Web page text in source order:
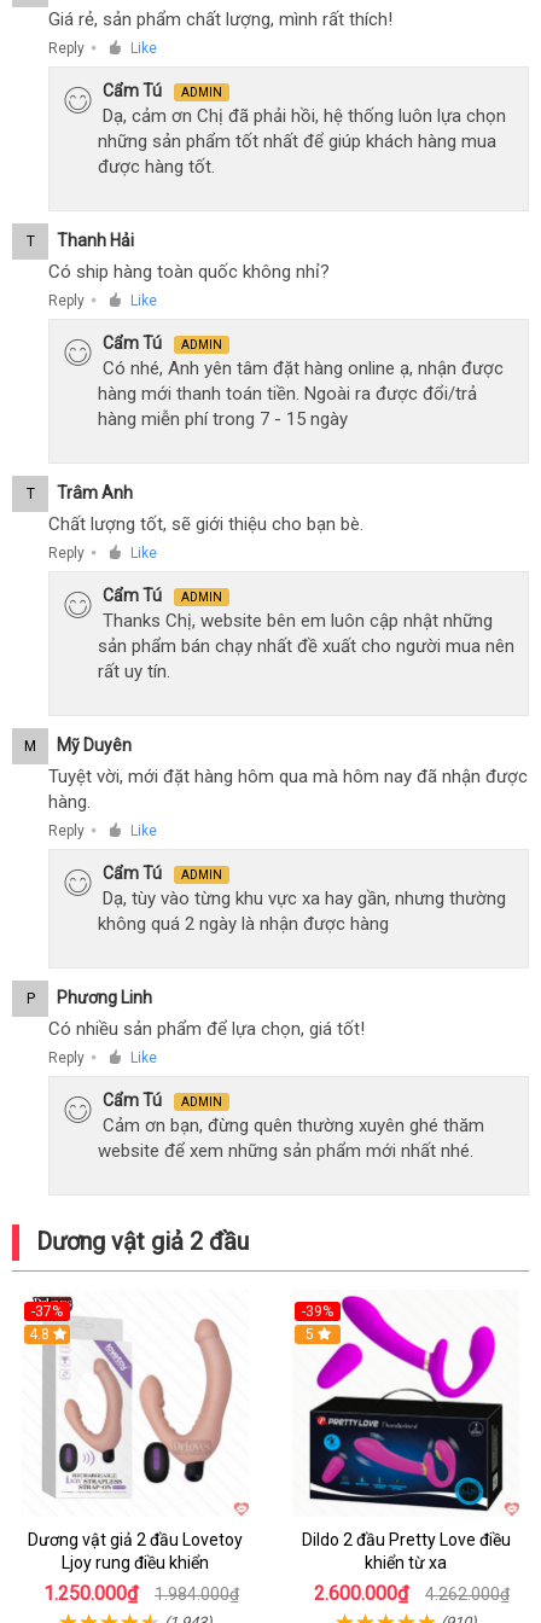
Giá rẻ, sản phẩm chất lượng, mình rất thích!
Reply ● Like
Cẩm Tú ADMIN
Dạ, cảm ơn Chị đã phải hồi, hệ thống luôn lựa chọn
những sản phẩm tốt nhất để giúp khách hàng mua
được hàng tốt.
T Thanh Hải
Có ship hàng toàn quốc không nhỉ?
Reply ● Like
Cẩm Tú ADMIN
Có nhé, Anh yên tâm đặt hàng online ạ, nhận được
hàng mới thanh toán tiền. Ngoài ra được đổi/trả
hàng miễn phí trong 7 - 15 ngày
T Trâm Anh
Chất lượng tốt, sẽ giới thiệu cho bạn bè.
Reply ● Like
Cẩm Tú ADMIN
Thanks Chị, website bên em luôn cập nhật những
sản phẩm bán chạy nhất đề xuất cho người mua nên
rất uy tín.
M Mỹ Duyên
Tuyệt vời, mới đặt hàng hôm qua mà hôm nay đã nhận được
hàng.
Reply ● Like
Cẩm Tú ADMIN
Dạ, tùy vào từng khu vực xa hay gần, nhưng thường
không quá 2 ngày là nhận được hàng
P Phương Linh
Có nhiều sản phẩm để lựa chọn, giá tốt!
Reply ● Like
Cẩm Tú ADMIN
Cảm ơn bạn, đừng quên thường xuyên ghé thăm
website để xem những sản phẩm mới nhất nhé.
Dương vật giả 2 đầu
-37%
Hot
4.8
Dương vật giả 2 đầu Lovetoy
Ljoy rung điều khiển
1.250.000₫ 1.984.000₫
-39%
Hot
5
Dildo 2 đầu Pretty Love điều
khiển từ xa
2.600.000₫ 4.262.000₫